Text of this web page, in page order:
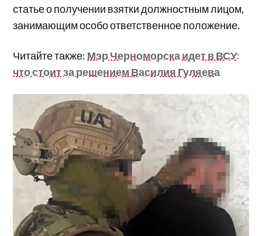
статье о получении взятки должностным лицом,
занимающим особо ответственное положение.
Читайте также: Мэр Черноморска идет в ВСУ:
что стоит за решением Василия Гуляева